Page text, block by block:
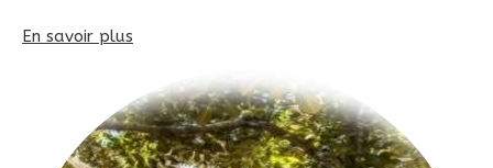
En savoir plus